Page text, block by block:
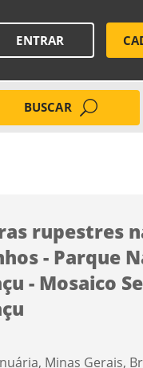
ENTRAR
BUSCAR
rupestres
- Parque
- Mosaico
Minas Gerais,